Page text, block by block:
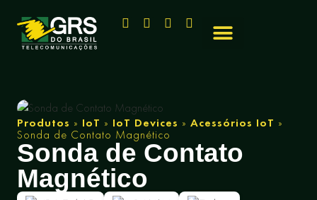
Produtos » IoT » IoT Devices » Acessórios IoT »
Sonda de Contato Magnético
Sonda de Contato
Magnético